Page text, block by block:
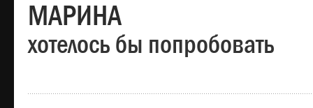
МАРИНА
хотелось бы попробовать